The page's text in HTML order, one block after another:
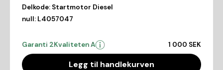
Delkode: Startmotor Diesel
null: L4057047
Garanti 2Kvaliteten A 1 000 SEK
Legg til handlekurven